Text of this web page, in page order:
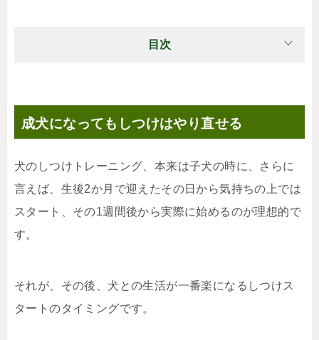
目次
成犬になってもしつけはやり直せる
犬のしつけトレーニング、本来は子犬の時に、さらに
言えば、生後2か月で迎えたその日から気持ちの上では
スタート、その1週間後から実際に始めるのが理想的で
す。
それが、その後、犬との生活が一番楽になるしつけス
タートのタイミングです。